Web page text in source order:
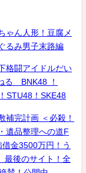
ゃん人形！豆腐メ
るみ男子末路編
闘アイドルだい
る BNK48 ！
STU48！SKE48
補完計画 ＜必殺！
遺品整理への道F
金3500万円！う
最後のサイト！全